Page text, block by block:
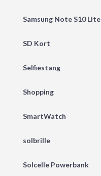
Samsung Note S10 Lite
SD Kort
Selfiestang
Shopping
SmartWatch
solbrille
Solcelle Powerbank